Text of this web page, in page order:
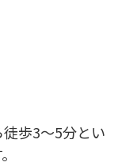
歩3〜5分とい